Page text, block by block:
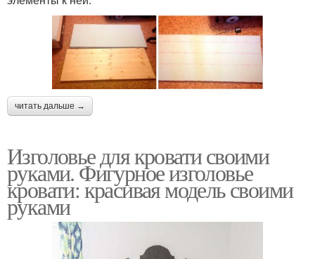
читать дальше →
Изголовье для кровати своими
руками. Фигурное изголовье
кровати: красивая модель своими
руками